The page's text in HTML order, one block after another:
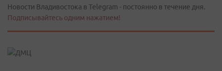
Новости Владивостока в Telegram - постоянно в течение дня.
Подписывайтесь одним нажатием!